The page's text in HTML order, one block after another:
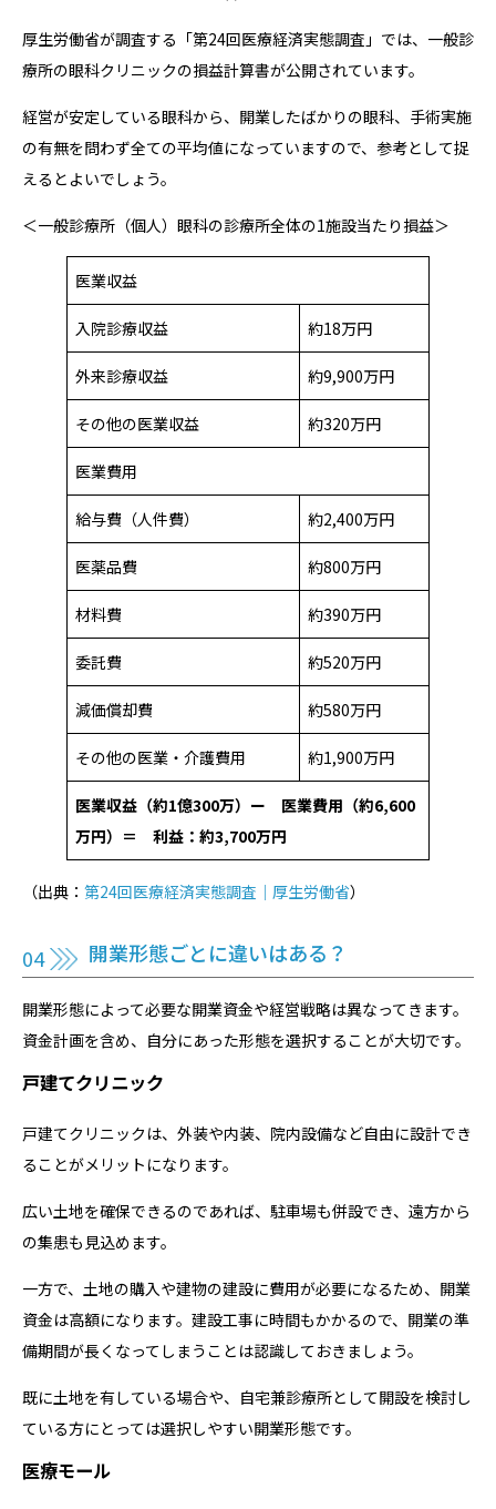
厚生労働省が調査する「第24回医療経済実態調査」では、一般診
療所の眼科クリニックの損益計算書が公開されています。
経営が安定している眼科から、開業したばかりの眼科、手術実施
の有無を問わず全ての平均値になっていますので、参考として捉
えるとよいでしょう。
＜一般診療所（個人）眼科の診療所全体の1施設当たり損益＞
医業収益
入院診療収益 約18万円
外来診療収益 約9,900万円
その他の医業収益 約320万円
医業費用
給与費（人件費） 約2,400万円
医薬品費 約800万円
材料費 約390万円
委託費 約520万円
減価償却費 約580万円
その他の医業・介護費用 約1,900万円
医業収益（約1億300万）ー 医業費用（約6,600
万円）＝ 利益：約3,700万円
（出典： 第24回医療経済実態調査｜厚生労働省）
開業形態ごとに違いはある？
開業形態によって必要な開業資金や経営戦略は異なってきます。
資金計画を含め、自分にあった形態を選択することが大切です。
戸建てクリニック
戸建てクリニックは、外装や内装、院内設備など自由に設計でき
ることがメリットになります。
広い土地を確保できるのであれば、駐車場も併設でき、遠方から
の集患も見込めます。
一方で、土地の購入や建物の建設に費用が必要になるため、開業
資金は高額になります。建設工事に時間もかかるので、開業の準
備期間が長くなってしまうことは認識しておきましょう。
既に土地を有している場合や、自宅兼診療所として開設を検討し
ている方にとっては選択しやすい開業形態です。
医療モール